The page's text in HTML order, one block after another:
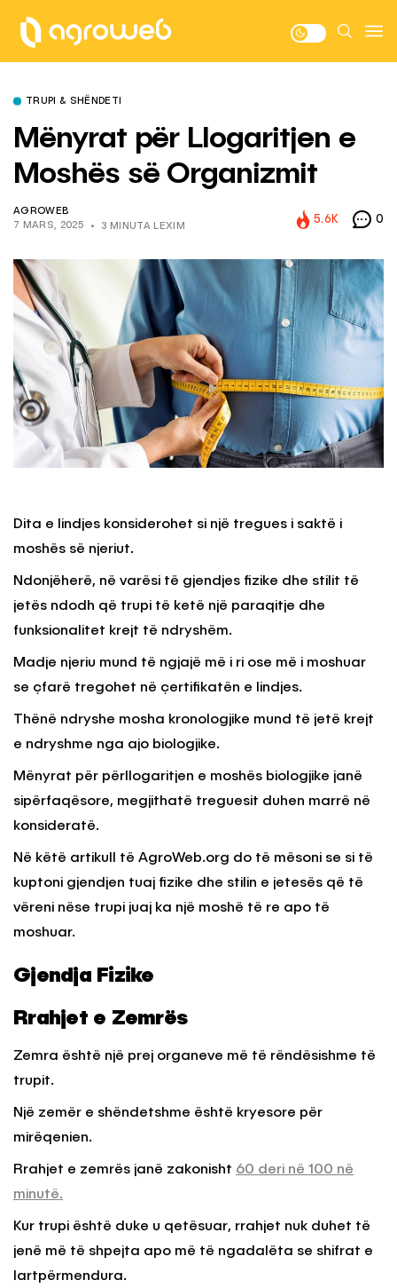
TRUPI & SHËNDETI
Mënyrat për Llogaritjen e
Moshës së Organizmit
AGROWEB
7 MARS, 2025
3 MINUTA LEXIM
5.6K 0
Dita e lindjes konsiderohet si një tregues i saktë i
moshës së njeriut.
Ndonjëherë, në varësi të gjendjes fizike dhe stilit të
jetës ndodh që trupi të ketë një paraqitje dhe
funksionalitet krejt të ndryshëm.
Madje njeriu mund të ngjajë më i ri ose më i moshuar
se çfarë tregohet në çertifikatën e lindjes.
Thënë ndryshe mosha kronologjike mund të jetë krejt
e ndryshme nga ajo biologjike.
Mënyrat për përllogaritjen e moshës biologjike janë
sipërfaqësore, megjithatë treguesit duhen marrë në
konsideratë.
Në këtë artikull të AgroWeb.org do të mësoni se si të
kuptoni gjendjen tuaj fizike dhe stilin e jetesës që të
vëreni nëse trupi juaj ka një moshë të re apo të
moshuar.
Gjendja Fizike
Rrahjet e Zemrës
Zemra është një prej organeve më të rëndësishme të
trupit.
Një zemër e shëndetshme është kryesore për
mirëqenien.
Rrahjet e zemrës janë zakonisht 60 deri në 100 në
minutë.
Kur trupi është duke u qetësuar, rrahjet nuk duhet të
jenë më të shpejta apo më të ngadalëta se shifrat e
lartpërmendura.